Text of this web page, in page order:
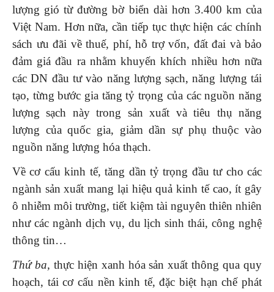
lượng gió từ đường bờ biển dài hơn 3.400 km của
Việt Nam. Hơn nữa, cần tiếp tục thực hiện các chính
sách ưu đãi về thuế, phí, hỗ trợ vốn, đất đai và bảo
đảm giá đầu ra nhằm khuyến khích nhiều hơn nữa
các DN đầu tư vào năng lượng sạch, năng lượng tái
tạo, từng bước gia tăng tỷ trọng của các nguồn năng
lượng sạch này trong sản xuất và tiêu thụ năng
lượng của quốc gia, giảm dần sự phụ thuộc vào
nguồn năng lượng hóa thạch.
Về cơ cấu kinh tế, tăng dần tỷ trọng đầu tư cho các
ngành sản xuất mang lại hiệu quả kinh tế cao, ít gây
ô nhiễm môi trường, tiết kiệm tài nguyên thiên nhiên
như các ngành dịch vụ, du lịch sinh thái, công nghệ
thông tin…
Thứ ba, thực hiện xanh hóa sản xuất thông qua quy
hoạch, tái cơ cấu nền kinh tế, đặc biệt hạn chế phát